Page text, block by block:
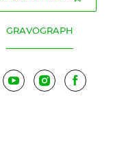
GRAVOGRAPH
YouTubeInstagramFacebook